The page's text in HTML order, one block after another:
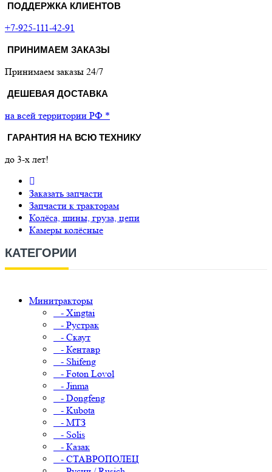
ПОДДЕРЖКА КЛИЕНТОВ
+7-925-111-42-91
ПРИНИМАЕМ ЗАКАЗЫ
Принимаем заказы 24/7
ДЕШЕВАЯ ДОСТАВКА
на всей территории РФ *
ГАРАНТИЯ НА ВСЮ ТЕХНИКУ
до 3-х лет!
Заказать запчасти
Запчасти к тракторам
Колёса, шины, груза, цепи
Камеры колёсные
КАТЕГОРИИ
Минитракторы
- Xingtai
- Рустрак
- Скаут
- Кентавр
- Shifeng
- Foton Lovol
- Jinma
- Dongfeng
- Kubota
- МТЗ
- Solis
- Казак
- СТАВРОПОЛЕЦ